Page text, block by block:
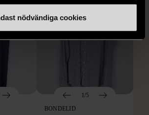
nödvändiga cookies
1/5
BONDELID